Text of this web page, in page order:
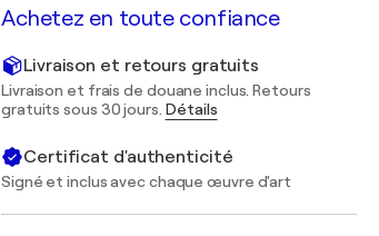
Achetez en toute confiance
Livraison et retours gratuits
Livraison et frais de douane inclus. Retours
gratuits sous 30 jours. Détails
Certificat d'authenticité
Signé et inclus avec chaque œuvre d'art